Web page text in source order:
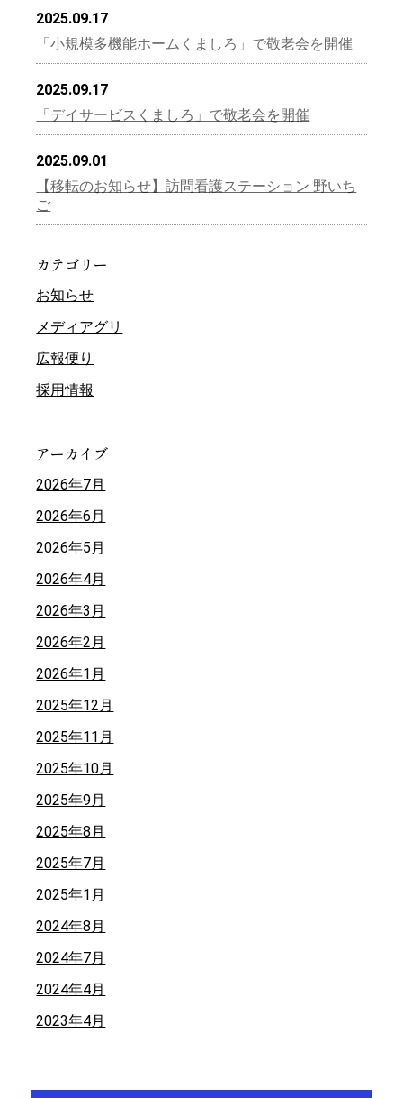
2025.09.17
「小規模多機能ホームくましろ」で敬老会を開催
2025.09.17
「デイサービスくましろ」で敬老会を開催
2025.09.01
【移転のお知らせ】訪問看護ステーション 野いち
ご
カテゴリー
お知らせ
メディアグリ
広報便り
採用情報
アーカイブ
2026年7月
2026年6月
2026年5月
2026年4月
2026年3月
2026年2月
2026年1月
2025年12月
2025年11月
2025年10月
2025年9月
2025年8月
2025年7月
2025年1月
2024年8月
2024年7月
2024年4月
2023年4月